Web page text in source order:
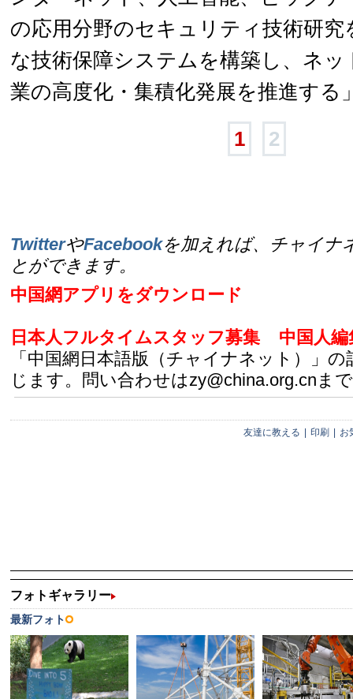
の応用分野のセキュリティ技術研究
な技術保障システムを構築し、ネ
業の高度化・集積化発展を推進する
1 2
TwitterやFacebookを加えれば、チャイナ
とができます。
中国網アプリをダウンロード
日本人フルタイムスタッフ募集
中国人
「中国網日本語版（チャイナネット）」
じます。問い合わせはzy@china.org.cnまで
友達に教える 印刷 お